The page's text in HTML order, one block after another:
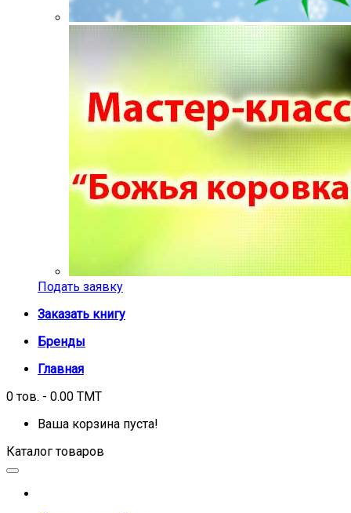
Подать заявку
Заказать книгу
Бренды
Главная
0 тов. - 0.00 TMT
Ваша корзина пуста!
Каталог товаров